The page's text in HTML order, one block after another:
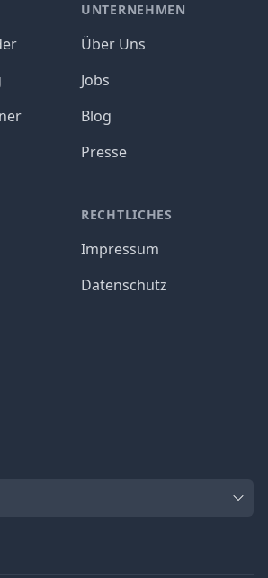
UNTERNEHMEN
Über Uns
Jobs
Blog
Presse
RECHTLICHES
Impressum
Datenschutz